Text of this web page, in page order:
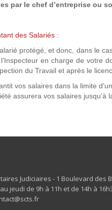
par le chef d’entreprise ou
des Salariés :
protégé, et donc, dans le
en charge de votre
du Travail et après le
vos salaires dans la limite
assurera vos salaires jusqu’à
Judiciaires - 1 Boulevard des
jeudi de 9h à 11h et de 14h à